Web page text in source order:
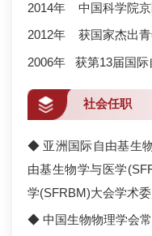
2014年 中国科学院京
2012年 获国家杰出青
2006年 获第13届国际
社会任职
◆ 亚洲国际自由基生
由基生物学与医学
学(SFRBM)大会学术
◆ 中国生物物理学会